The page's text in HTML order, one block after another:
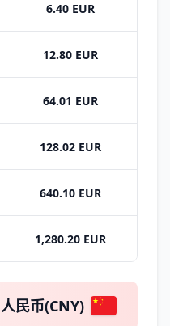
6.40 EUR
12.80 EUR
64.01 EUR
128.02 EUR
640.10 EUR
1,280.20 EUR
人民币(CNY)